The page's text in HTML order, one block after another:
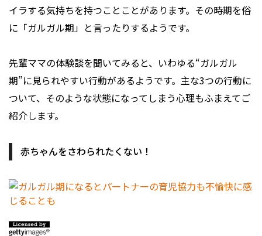
イラする気持ちを持つことことがあります。その時期を俗
に「ガルガル期」と言ったりするようです。
先輩ママの体験談を聞いてみると、いわゆる“ガルガル
期”に見られやすい行動があるようです。主な3つの行動に
ついて、そのような状態になってしまう心理もふまえてご
紹介します。
赤ちゃんをさわられたくない！